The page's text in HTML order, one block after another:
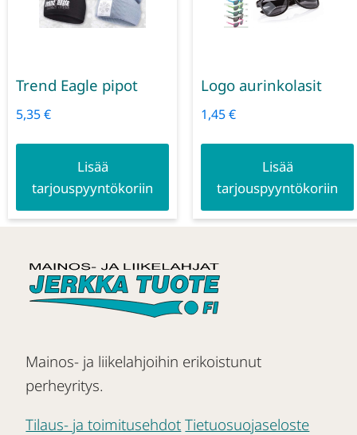
Trend Eagle pipot
5,35€
Lisää
tarjouspyyntökoriin
Logo aurinkolasit
1,45€
Lisää
tarjouspyyntökoriin
Mainos- ja liikelahjoihin erikoistunut
perheyritys.
Tilaus- ja toimitusehdot Tietuosuojaseloste